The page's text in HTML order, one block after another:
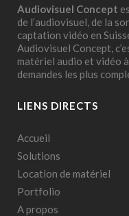
Audiovisuel Concept
de l’audiovisuel, de la
captation vidéo en
Audiovisuel Concept,
matériel audio et vidéo
demandes les plus
LIENS DIRECTS
Accueil
Solutions
Location de matériel
Portfolio
A propos